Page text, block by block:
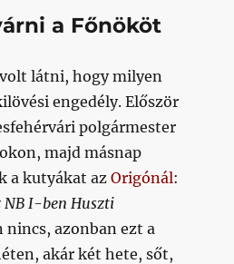
a Főnököt
látni, hogy milyen
engedély. Először
polgármester
majd másnap
a kutyákat azOrigónál:
NB I-ben Huszti
nincs, azonban ezt a
akár két hete, sőt,